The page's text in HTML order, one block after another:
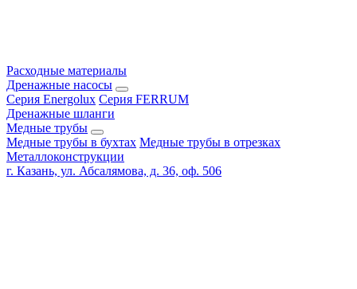
Расходные материалы
Дренажные насосы
Серия Energolux Серия FERRUM
Дренажные шланги
Медные трубы
Медные трубы в бухтах Медные трубы в отрезках
Металлоконструкции
г. Казань, ул. Абсалямова, д. 36, оф. 506